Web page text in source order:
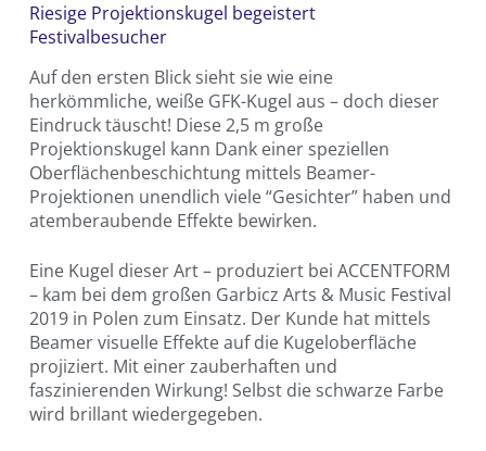
Riesige Projektionskugel begeistert
Festivalbesucher
Auf den ersten Blick sieht sie wie eine
herkömmliche, weiße GFK-Kugel aus – doch dieser
Eindruck täuscht! Diese 2,5 m große
Projektionskugel kann Dank einer speziellen
Oberflächenbeschichtung mittels Beamer-
Projektionen unendlich viele “Gesichter” haben und
atemberaubende Effekte bewirken.
Eine Kugel dieser Art – produziert bei ACCENTFORM
– kam bei dem großen Garbicz Arts & Music Festival
2019 in Polen zum Einsatz. Der Kunde hat mittels
Beamer visuelle Effekte auf die Kugeloberfläche
projiziert. Mit einer zauberhaften und
faszinierenden Wirkung! Selbst die schwarze Farbe
wird brillant wiedergegeben.